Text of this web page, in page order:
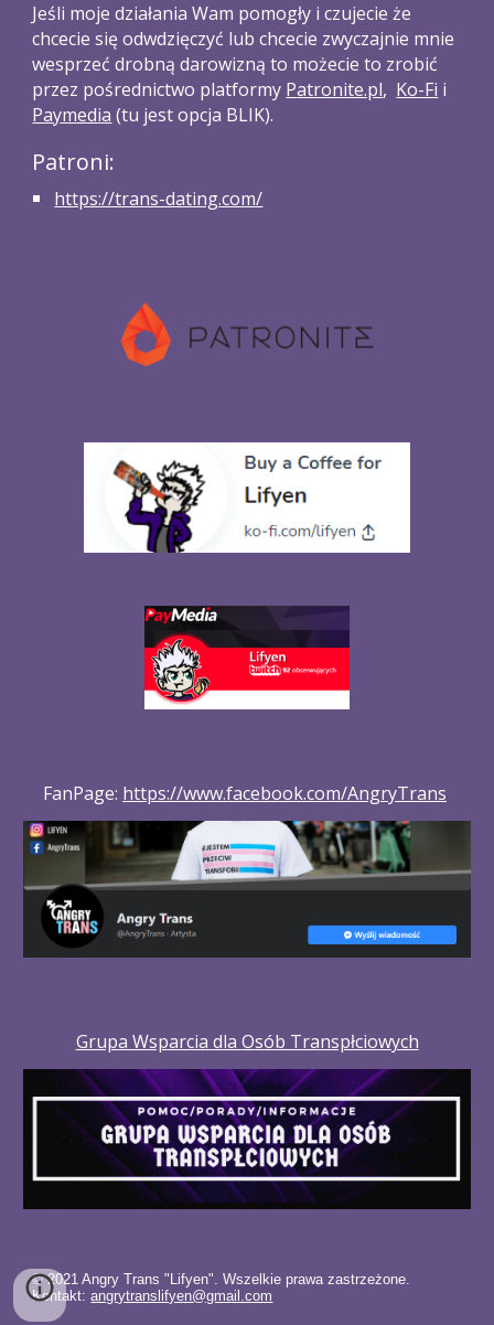
Jeśli moje działania Wam pomogły i czujecie że
chcecie się odwdzięczyć lub chcecie zwyczajnie mnie
wesprzeć drobną darowizną to możecie to zrobić
przez pośrednictwo platformy Patronite.pl, Ko-Fi
Paymedia (tu jest opcja BLIK).
Patroni:
https://trans-dating.com/
FanPage: https://www.facebook.com/AngryTrans
Grupa Wsparcia dla Osób Transpłciowych
© 2021 Angry Trans "Lifyen". Wszelkie prawa zastrzeżone.
Kontakt: angrytranslifyen@gmail.com